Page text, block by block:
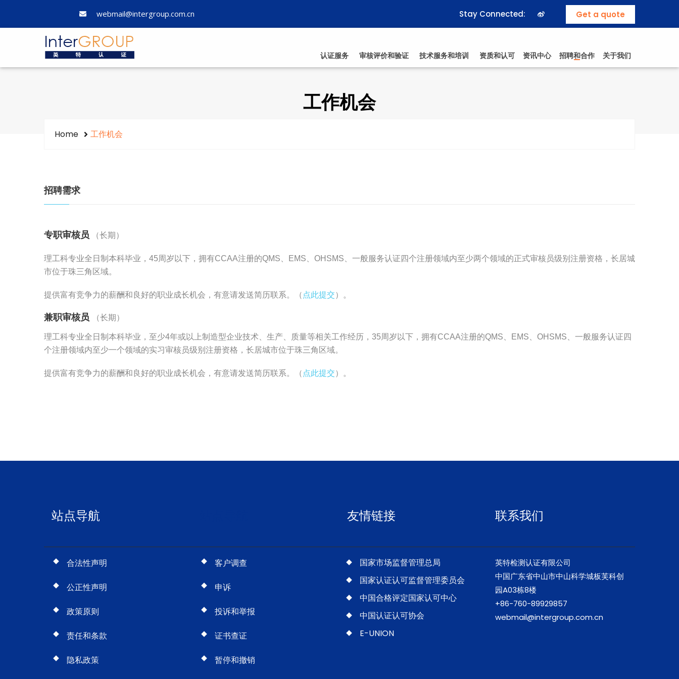
webmail@intergroup.com.cn Stay Connected: Get a quote
认证服务 审核评价和验证 技术服务和培训 资质和认可 资讯中心 招聘和合作 关于我们
工作机会
Home 工作机会
招聘需求
专职审核员 （长期）
理工科专业全日制本科毕业，45周岁以下，拥有CCAA注册的QMS、EMS、OHSMS、一般服务认证四个注册领域内至少两个领域的正式审核员级别注册资格，长居城
市位于珠三角区域。
提供富有竞争力的薪酬和良好的职业成长机会，有意请发送简历联系。（ 点此提交）。
兼职审核员 （长期）
理工科专业全日制本科毕业，至少4年或以上制造型企业技术、生产、质量等相关工作经历，35周岁以下，拥有CCAA注册的QMS、EMS、OHSMS、一般服务认证四
个注册领域内至少一个领域的实习审核员级别注册资格，长居城市位于珠三角区域。
提供富有竞争力的薪酬和良好的职业成长机会，有意请发送简历联系。（ 点此提交）。
站点导航
合法性声明
公正性声明
政策原则
责任和条款
隐私政策
客户调查
申诉
投诉和举报
证书查证
暂停和撤销
友情链接
国家市场监督管理总局
国家认证认可监督管理委员会
中国合格评定国家认可中心
中国认证认可协会
E-UNION
联系我们
英特检测认证有限公司
中国广东省中山市中山科学城板芙科创
园A03栋8楼
+86-760-89929857
webmail@intergroup.com.cn